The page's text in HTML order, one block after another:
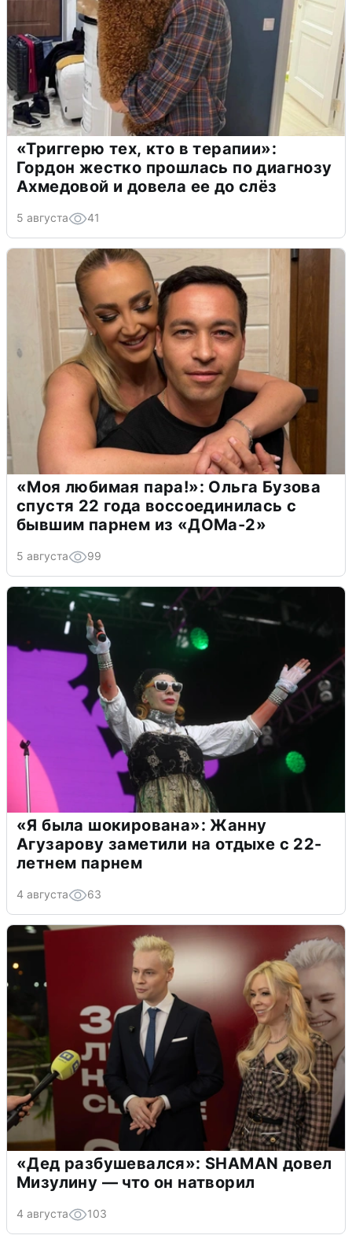
«Триггерю тех, кто в терапии»:
Гордон жестко прошлась по диагнозу
Ахмедовой и довела ее до слёз
5 августа 41
«Моя любимая пара!»: Ольга Бузова
спустя 22 года воссоединилась с
бывшим парнем из «ДОМа-2»
5 августа 99
«Я была шокирована»: Жанну
Агузарову заметили на отдыхе с 22-
летнем парнем
4 августа 63
«Дед разбушевался»: SHAMAN довел
Мизулину — что он натворил
4 августа 103